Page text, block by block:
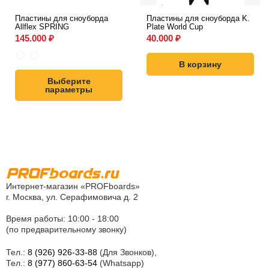
Пластины для сноуборда
Allflex SPRING
145.000 ₽
Выберите
параметры
Пластины для сноуборда K.
Plate World Cup
40.000 ₽
В корзину
Интернет-магазин «PROFboards»
г. Москва, ул. Серафимовича д. 2
Время работы: 10:00 - 18:00
(по предварительному звонку)
Тел.: 8 (926) 926-33-88 (Для Звонков),
Тел.: 8 (977) 860-63-54 (Whatsapp)